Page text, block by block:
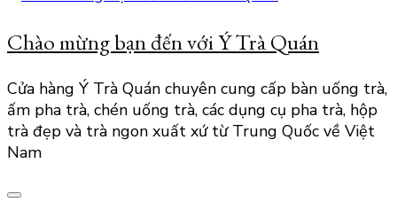
Chào mừng bạn đến với Ý Trà Quán
Cửa hàng Ý Trà Quán chuyên cung cấp bàn uống trà,
ấm pha trà, chén uống trà, các dụng cụ pha trà, hộp
trà đẹp và trà ngon xuất xứ từ Trung Quốc về Việt
Nam